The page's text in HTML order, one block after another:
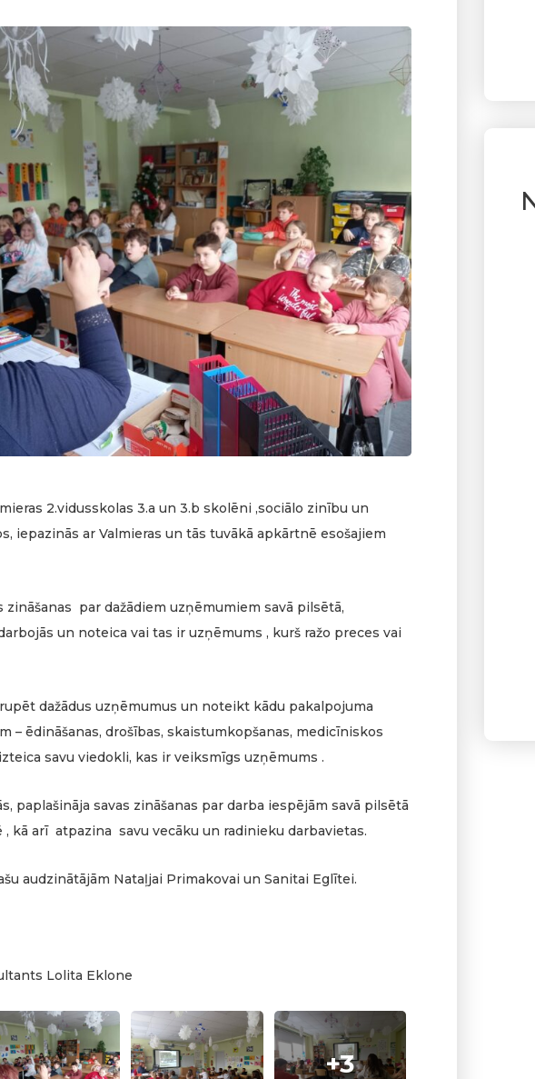
2.vidusskolas 3.a un 3.b skolēni ,sociālo zinību un
iepazinās ar Valmieras un tās tuvākā apkārtnē esošajiem
zināšanas par dažādiem uzņēmumiem savā pilsētā,
un noteica vai tas ir uzņēmums , kurš ražo preces vai
dažādus uzņēmumus un noteikt kādu pakalpojuma
– ēdināšanas, drošības, skaistumkopšanas, medicīniskos
savu viedokli, kas ir veiksmīgs uzņēmums .
paplašināja savas zināšanas par darba iespējām savā pilsētā
, kā arī atpazina savu vecāku un radinieku darbavietas.
audzinātājām Nataļjai Primakovai un Sanitai Eglītei.
Lolita Eklone
+3